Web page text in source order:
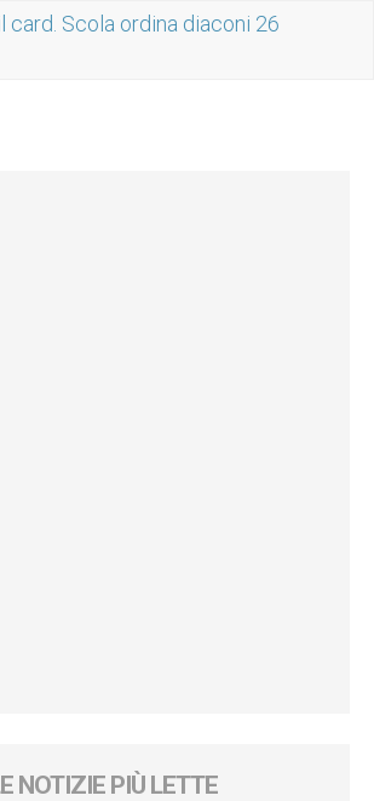
card. Scola ordina diaconi 26
NOTIZIE PIÙ LETTE